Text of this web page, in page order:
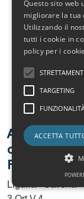
ottime
Fornaci
Liguria - Savona
Questo sito web
migliorare la tua
Utilizzando il
tutti i cookie in
policy per i
TARGETING
ACCETTA